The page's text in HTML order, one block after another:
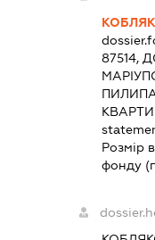
87514,
Розмір
фонду